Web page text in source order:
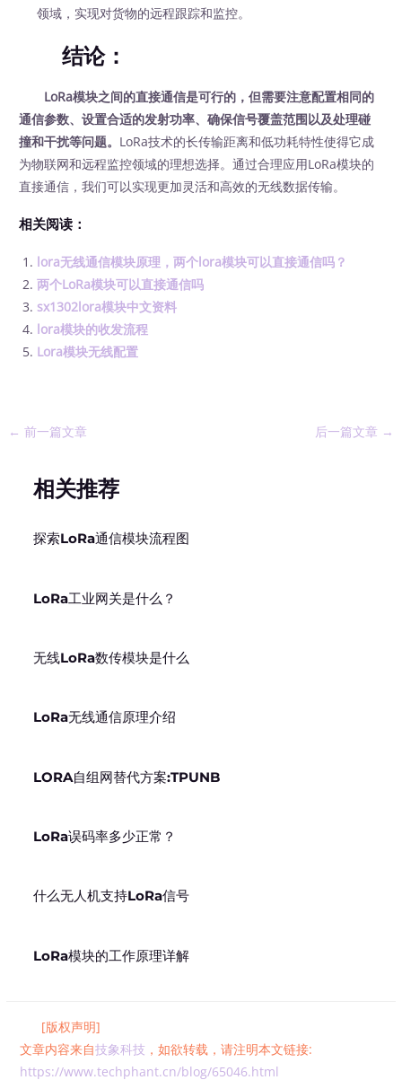
领域，实现对货物的远程跟踪和监控。
结论：
LoRa模块之间的直接通信是可行的，但需要注意配置相同的
通信参数、设置合适的发射功率、确保信号覆盖范围以及处理碰
撞和干扰等问题。 LoRa技术的长传输距离和低功耗特性使得它成
为物联网和远程监控领域的理想选择。通过合理应用LoRa模块的
直接通信，我们可以实现更加灵活和高效的无线数据传输。
相关阅读：
lora无线通信模块原理，两个lora模块可以直接通信吗？
两个LoRa模块可以直接通信吗
sx1302lora模块中文资料
lora模块的收发流程
Lora模块无线配置
← 前一篇文章 后一篇文章 →
相关推荐
探索LoRa通信模块流程图
LoRa工业网关是什么？
无线LoRa数传模块是什么
LoRa无线通信原理介绍
LORA自组网替代方案:TPUNB
LoRa误码率多少正常？
什么无人机支持LoRa信号
LoRa模块的工作原理详解
[版权声明]
文章内容来自技象科技 ，如欲转载，请注明本文链接:
https://www.techphant.cn/blog/65046.html